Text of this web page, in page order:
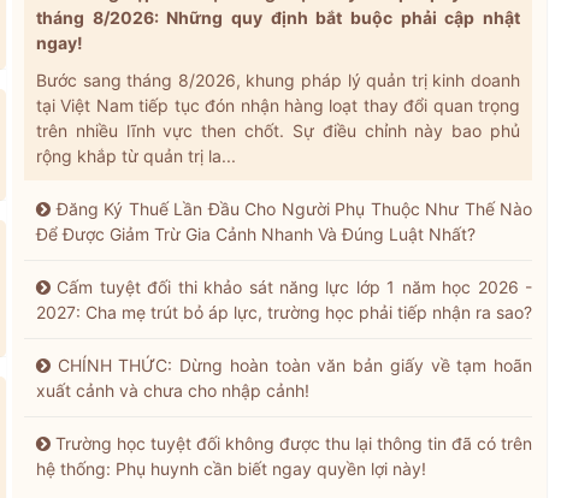
tháng 8/2026: Những quy định bắt buộc phải cập nhật
ngay!
Bước sang tháng 8/2026, khung pháp lý quản trị kinh doanh
tại Việt Nam tiếp tục đón nhận hàng loạt thay đổi quan trọng
trên nhiều lĩnh vực then chốt. Sự điều chỉnh này bao phủ
rộng khắp từ quản trị la...
Đăng Ký Thuế Lần Đầu Cho Người Phụ Thuộc Như Thế Nào
Để Được Giảm Trừ Gia Cảnh Nhanh Và Đúng Luật Nhất?
Cấm tuyệt đối thi khảo sát năng lực lớp 1 năm học 2026 -
2027: Cha mẹ trút bỏ áp lực, trường học phải tiếp nhận ra sao?
CHÍNH THỨC: Dừng hoàn toàn văn bản giấy về tạm hoãn
xuất cảnh và chưa cho nhập cảnh!
Trường học tuyệt đối không được thu lại thông tin đã có trên
hệ thống: Phụ huynh cần biết ngay quyền lợi này!